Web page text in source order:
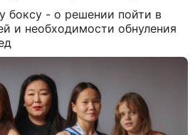
боксу - о решении пойти в
и необходимости обнуления